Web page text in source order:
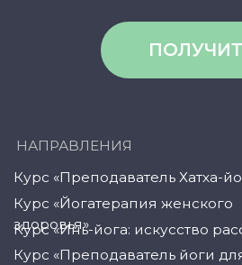
ООО «Академия Йоги» РФ, 127106, г. Москва,
Гостиничная ул, д. 5, помещ. 1/1